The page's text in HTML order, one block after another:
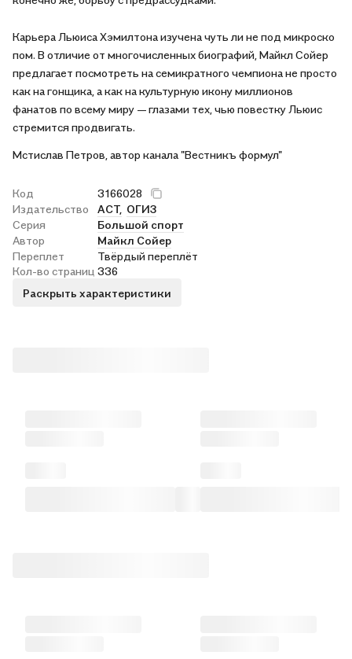
Карьера Льюиса Хэмилтона изучена чуть ли не под микроско
пом. В отличие от многочисленных биографий, Майкл Сойер
предлагает посмотреть на семикратного чемпиона не просто
как на гонщика, а как на культурную икону миллионов
фанатов по всему миру — глазами тех, чью повестку Льюис
стремится продвигать.
Мстислав Петров, автор канала "Вестникъ формул"
Код
3166028
Издательство
АСТ, ОГИЗ
Серия
Большой спорт
Автор
Майкл Сойер
Переплет
Твёрдый переплёт
Кол-во страниц 336
Раскрыть характеристики